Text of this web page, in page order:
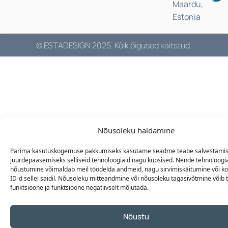
Nõusoleku haldamine
Parima kasutuskogemuse pakkumiseks kasutame seadme teabe
juurdepääsemiseks selliseid tehnoloogiaid nagu küpsised. Nende
nõustumine võimaldab meil töödelda andmeid, nagu sirvimiskäitumine või
ID-d sellel saidil. Nõusoleku mitteandmine või nõusoleku tagasivõtmine võib
funktsioone ja funktsioone negatiivselt mõjutada.
Nõustu
Maardu,
Estonia
© ESTADESIGN 2025. Kõik õigused kaitstud.